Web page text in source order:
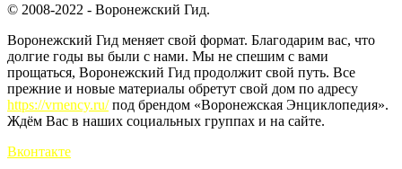
© 2008-2022 - Воронежский Гид.
Воронежский Гид меняет свой формат. Благодарим вас, что
долгие годы вы были с нами. Мы не спешим с вами
прощаться, Воронежский Гид продолжит свой путь. Все
прежние и новые материалы обретут свой дом по адресу
https://vrnency.ru/под брендом «Воронежская Энциклопедия».
Ждём Вас в наших социальных группах и на сайте.
Вконтакте